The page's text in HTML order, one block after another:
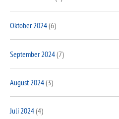
Oktober 2024(6)
September 2024(7)
August 2024(3)
Juli 2024(4)